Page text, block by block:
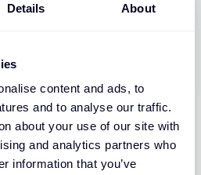
Details About
content and ads, to
and to analyse our traffic.
about your use of our site with
and analytics partners who
information that you’ve
Skills Gap